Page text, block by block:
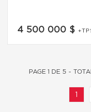
4 500 000 $
PAGE 1 DE 5 -